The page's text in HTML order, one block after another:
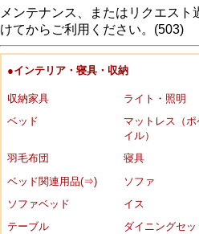
メンテナンス、またはリクエス
けてからご利用ください。(503)
●インテリア・寝具・収納
収納家具
ライト・照明
ベッド
マットレス（ポ
イル）
羽毛布団
寝具
ベッド関連用品(⇒)
ソファ
ソファベッド
イス
テーブル
ダイニングセッ